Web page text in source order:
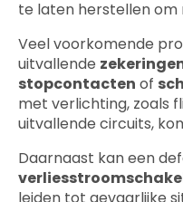
te laten herstellen om
Veel voorkomende
uitvallende
stopcontacten of
met verlichting, zoals
uitvallende circuits,
Daarnaast kan een
leiden tot gevaarlijke